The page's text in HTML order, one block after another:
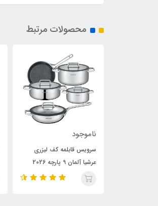
محصولات مرتبط
ناموجود
سرویس قابلمه استیل کف
لیزری هرموسا اسپانیا 10 پارچه